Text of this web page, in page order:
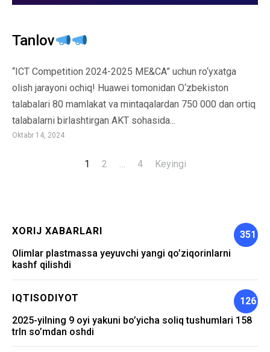
Tanlov
“ICT Competition 2024-2025 ME&CA” uchun ro‘yxatga
olish jarayoni ochiq! Huawei tomonidan O‘zbekiston
talabalari 80 mamlakat va mintaqalardan 750 000 dan ortiq
talabalarni birlashtirgan AKT sohasida...
Oktabr 14, 2024
harakatlanish
1 2 … 4 Keyingi
XORIJ XABARLARI
351
Olimlar plastmassa yeyuvchi yangi qo’ziqorinlarni
kashf qilishdi
IQTISODIYOT
126
2025-yilning 9 oyi yakuni bo’yicha soliq tushumlari 158
trln so’mdan oshdi